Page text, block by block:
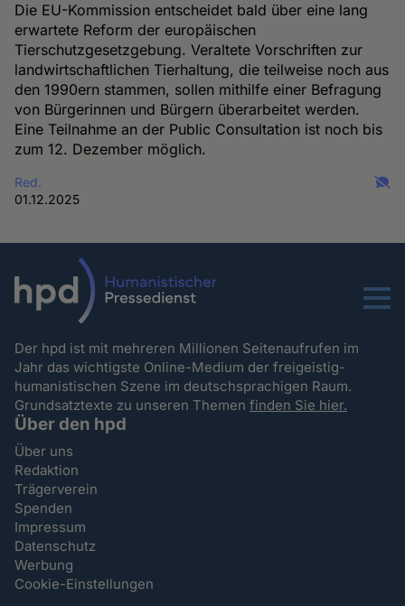
Die EU-Kommission entscheidet bald über eine lang
erwartete Reform der europäischen
Tierschutzgesetzgebung. Veraltete Vorschriften zur
landwirtschaftlichen Tierhaltung, die teilweise noch aus
den 1990ern stammen, sollen mithilfe einer Befragung
von Bürgerinnen und Bürgern überarbeitet werden.
Eine Teilnahme an der Public Consultation ist noch bis
zum 12. Dezember möglich.
Red.
01.12.2025
Menu
Der hpd ist mit mehreren Millionen Seitenaufrufen im
Jahr das wichtigste Online-Medium der freigeistig-
humanistischen Szene im deutschsprachigen Raum.
Grundsatztexte zu unseren Themenfinden Sie hier.
Über den hpd
Über uns
Redaktion
Trägerverein
Spenden
Impressum
Datenschutz
Werbung
Cookie-Einstellungen